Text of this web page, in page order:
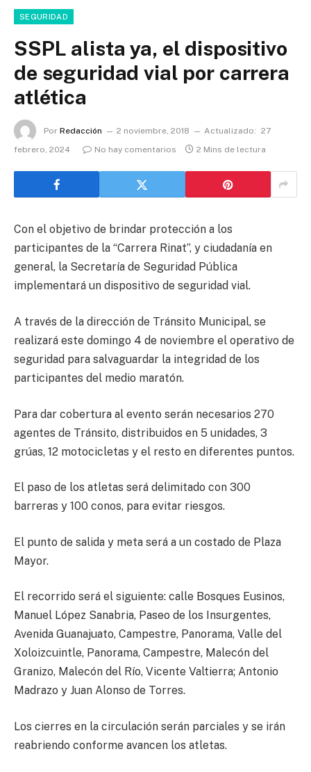
SEGURIDAD
SSPL alista ya, el dispositivo
de seguridad vial por carrera
atlética
Por Redacción 2 noviembre, 2018 Actualizado: 27
febrero, 2024
No hay comentarios 2 Mins de lectura
Con el objetivo de brindar protección a los
participantes de la “Carrera Rinat”, y ciudadanía en
general, la Secretaría de Seguridad Pública
implementará un dispositivo de seguridad vial.
A través de la dirección de Tránsito Municipal, se
realizará este domingo 4 de noviembre el operativo de
seguridad para salvaguardar la integridad de los
participantes del medio maratón.
Para dar cobertura al evento serán necesarios 270
agentes de Tránsito, distribuidos en 5 unidades, 3
grúas, 12 motocicletas y el resto en diferentes puntos.
El paso de los atletas será delimitado con 300
barreras y 100 conos, para evitar riesgos.
El punto de salida y meta será a un costado de Plaza
Mayor.
El recorrido será el siguiente: calle Bosques Eusinos,
Manuel López Sanabria, Paseo de los Insurgentes,
Avenida Guanajuato, Campestre, Panorama, Valle del
Xoloizcuintle, Panorama, Campestre, Malecón del
Granizo, Malecón del Río, Vicente Valtierra; Antonio
Madrazo y Juan Alonso de Torres.
Los cierres en la circulación serán parciales y se irán
reabriendo conforme avancen los atletas.